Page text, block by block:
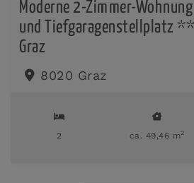
Moderne 2-Zimmer-
und Tiefgaragenstellplatz
Graz
8020 Graz
2 ca. 49,46 m2